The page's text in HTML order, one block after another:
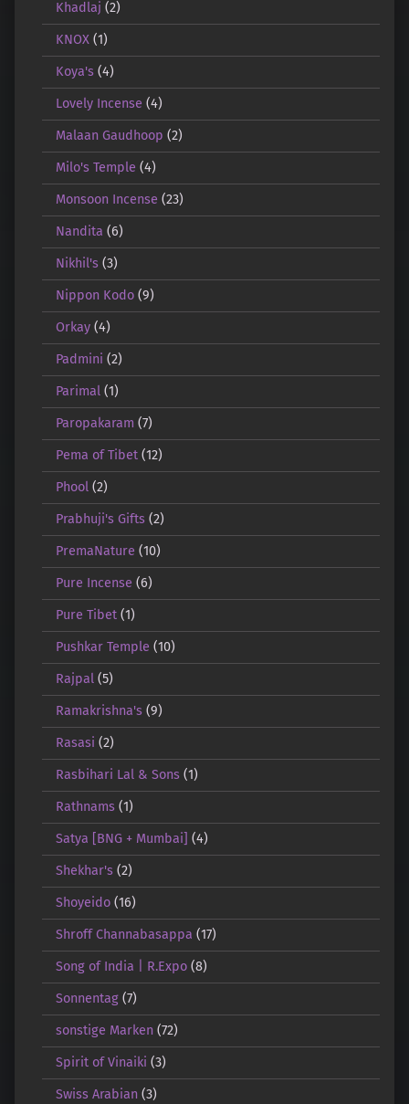
Khadlaj (2)
KNOX(1)
Koya's(4)
Lovely Incense (4)
Malaan Gaudhoop (2)
Milo's Temple (4)
Monsoon Incense (23)
Nandita (6)
Nikhil's(3)
Nippon Kodo(9)
Orkay(4)
Padmini (2)
Parimal(1)
Paropakaram (7)
Pema of Tibet(12)
Phool(2)
Prabhuji's Gifts(2)
PremaNature (10)
Pure Incense (6)
Pure Tibet(1)
Pushkar Temple (10)
Rajpal(5)
Ramakrishna's(9)
Rasasi (2)
Rasbihari Lal & Sons(1)
Rathnams(1)
Satya [BNG + Mumbai] (4)
Shekhar's(2)
Shoyeido(16)
Shroff Channabasappa (17)
Song of India | R.Expo(8)
Sonnentag(7)
sonstige Marken(72)
Spirit of Vinaiki (3)
Swiss Arabian(3)